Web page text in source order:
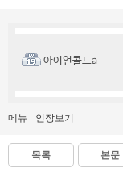
아이언콜드a
메뉴 인장보기
목록 본문